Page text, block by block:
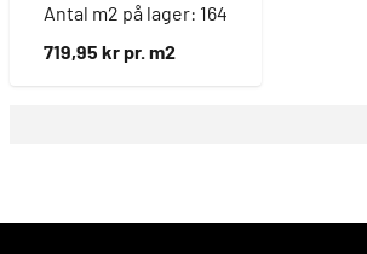
Antal m2 på lager: 164
719,95 kr pr. m2